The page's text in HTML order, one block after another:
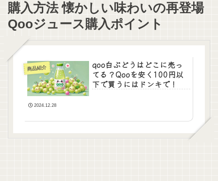
購入方法 懐かしい味わいの再登場
Qooジュース購入ポイント
商品紹介
qoo白ぶどうはどこに売っ
てる？Qooを安く100円以
下で買うにはドンキで！
2024.12.28